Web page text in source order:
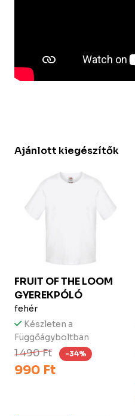
Ajánlott kiegészítők
FRUIT OF THE LOOM
GYEREKPÓLÓ
fehér
Készleten a
Függőágyboltban
1 490 Ft -34%
990 Ft